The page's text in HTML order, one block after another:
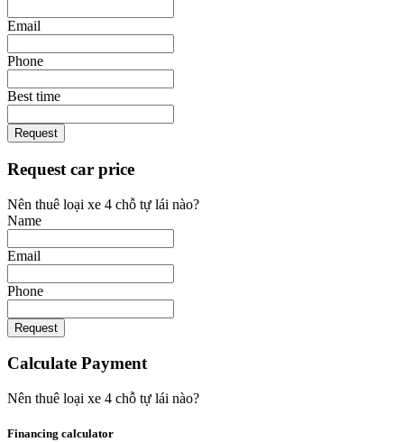
Email
Phone
Best time
Request
Request car price
Nên thuê loại xe 4 chỗ tự lái nào?
Name
Email
Phone
Request
Calculate Payment
Nên thuê loại xe 4 chỗ tự lái nào?
Financing calculator